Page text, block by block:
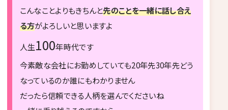
こんなことよりもきちんと先のことを一緒に話し合え
る方がよろしいと思いますよ
人生100年時代です
今素敵な会社にお勤めしていても20年先30年先どう
なっているのか誰にもわかりません
だったら信頼できる人柄を選んでくださいね